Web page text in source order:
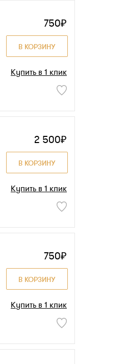
750₽
В КОРЗИНУ
Купить в 1 клик
2 500₽
В КОРЗИНУ
Купить в 1 клик
750₽
В КОРЗИНУ
Купить в 1 клик